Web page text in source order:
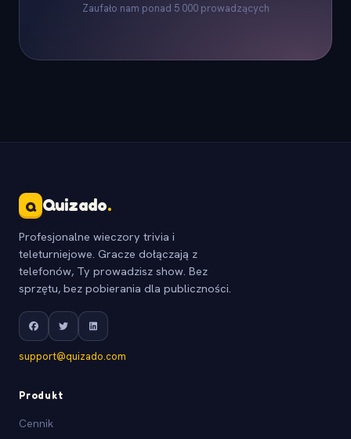
Zaufało nam ponad 5 000 prowadzących
Q Quizado.
Profesjonalne wieczory trivia i
teleturniejowe. Gracze dołączają z
telefonów, Ty prowadzisz show. Bez
sprzętu, bez pobierania dla publiczności.
support@quizado.com
Produkt
Cennik